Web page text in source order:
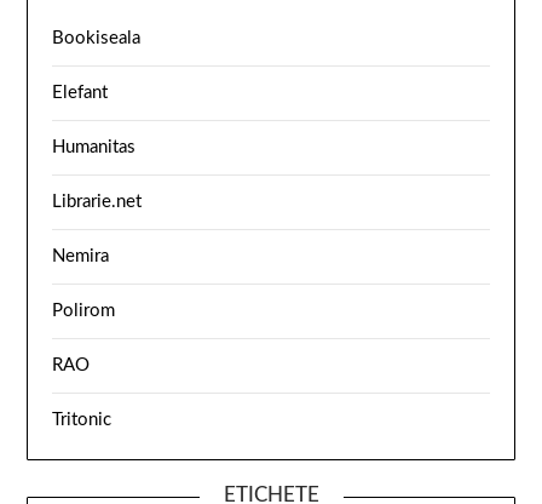
Bookiseala
Elefant
Humanitas
Librarie.net
Nemira
Polirom
RAO
Tritonic
ETICHETE